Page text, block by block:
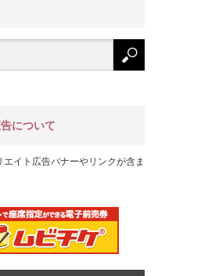
について
イト広告バナーやリンクが含ま